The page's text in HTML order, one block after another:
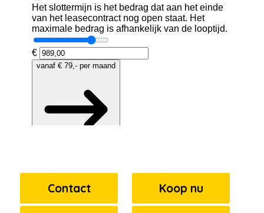
Contact Koop nu